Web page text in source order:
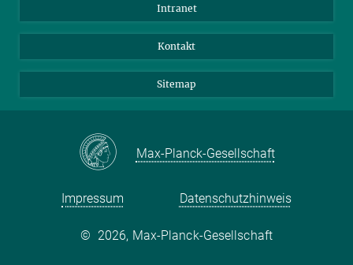
LinkedIn
Intranet
Kontakt
Sitemap
Max-Planck-Gesellschaft
Impressum Datenschutzhinweis
© 2026, Max-Planck-Gesellschaft